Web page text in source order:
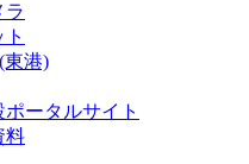
ラ
東港)
ポータルサイト
料